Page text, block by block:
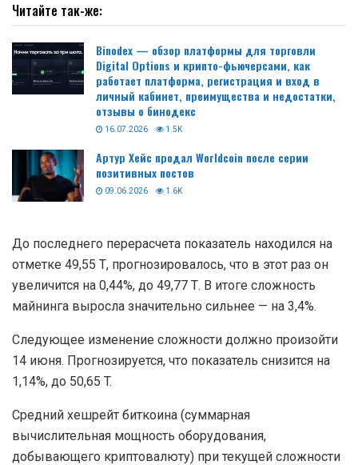
Читайте так-же:
Binodex — обзор платформы для торговли
Digital Options и крипто-фьючерсами, как
работает платформа, регистрация и вход в
личный кабинет, преимущества и недостатки,
отзывы о бинодекс
16.07.2026 1.5K
Артур Хейс продал Worldcoin после серии
позитивных постов
09.06.2026 1.6K
До последнего перерасчета показатель находился на
отметке 49,55 Т, прогнозировалось, что в этот раз он
увеличится на 0,44%, до 49,77 Т. В итоге сложность
майнинга выросла значительно сильнее — на 3,4%.
Следующее изменение сложности должно произойти
14 июня. Прогнозируется, что показатель снизится на
1,14%, до 50,65 T.
Средний хешрейт биткоина (суммарная
вычислительная мощность оборудования,
добывающего криптовалюту) при текущей сложности